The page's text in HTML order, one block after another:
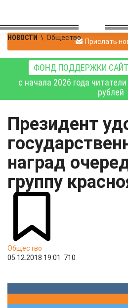
НОВОСТИ \ Общество Прислать
ФОНД ПОДДЕРЖКИ
с начала 2026 года
рублей
Президент
наград
группу
Общество
05.12.2018 19:01
710